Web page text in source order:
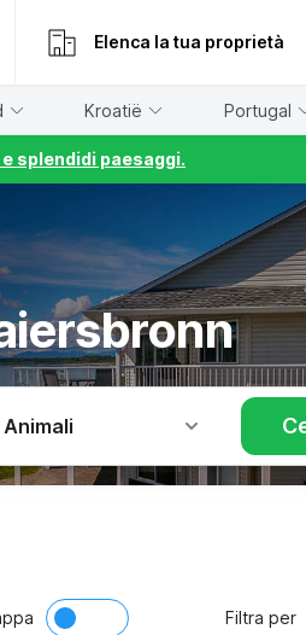
Elenca la tua proprietà
Kroatië Portugal
splendidi paesaggi.
Animali
Filtra per